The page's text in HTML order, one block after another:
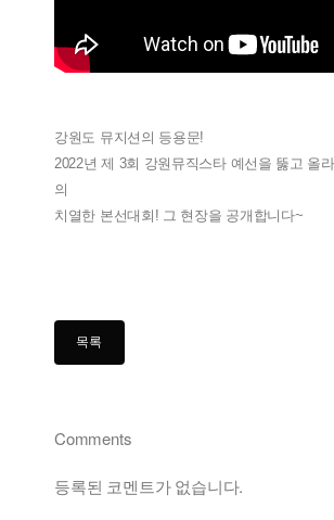
강원도 뮤지션의 등용문!
2022년 제 3회 강원뮤직스타 예선을 뚫고 올
의
치열한 본선대회! 그 현장을 공개합니다~
Comments
등록된 코멘트가 없습니다.